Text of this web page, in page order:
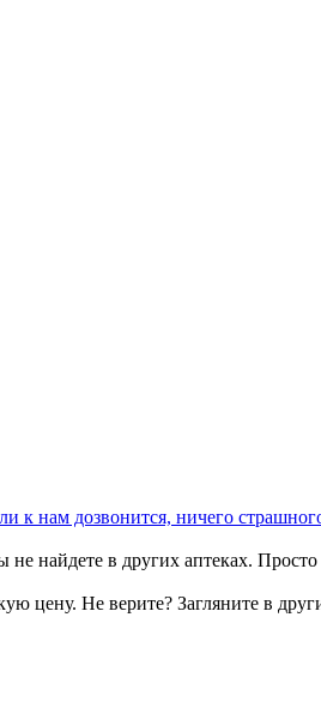
к нам дозвонится, ничего
найдете в других аптеках.
цену. Не верите? Загляните в